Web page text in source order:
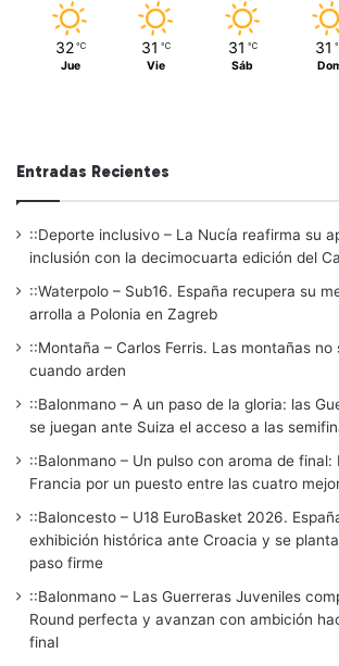
32 ℃
Jue
31 ℃
Vie
31 ℃
Sáb
31
Entradas Recientes
::Deporte inclusivo – La Nucía reafirma su
inclusión con la decimocuarta edición del
::Waterpolo – Sub16. España recupera su
arrolla a Polonia en Zagreb
::Montaña – Carlos Ferris. Las montañas no
cuando arden
::Balonmano – A un paso de la gloria: las
se juegan ante Suiza el acceso a las
::Balonmano – Un pulso con aroma de final:
Francia por un puesto entre las cuatro
::Baloncesto – U18 EuroBasket 2026.
exhibición histórica ante Croacia y se
paso firme
::Balonmano – Las Guerreras Juveniles
Round perfecta y avanzan con ambición
final